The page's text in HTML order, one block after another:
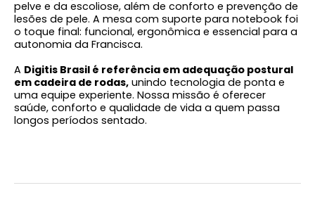
pelve e da escoliose, além de conforto e prevenção de
lesões de pele. A mesa com suporte para notebook foi
o toque final: funcional, ergonômica e essencial para a
autonomia da Francisca.
A Digitis Brasil é referência em adequação postural
em cadeira de rodas, unindo tecnologia de ponta e
uma equipe experiente. Nossa missão é oferecer
saúde, conforto e qualidade de vida a quem passa
longos períodos sentado.